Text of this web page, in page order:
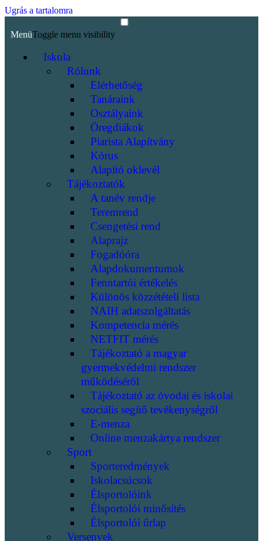
Ugrás a tartalomra
MenüToggle menu visibility
Iskola
Rólunk
Elérhetőség
Tanáraink
Osztályaink
Öregdiákok
Piarista Alapítvány
Kórus
Alapító oklevél
Tájékoztatók
A tanév rendje
Teremrend
Csengetési rend
Alaprajz
Fogadóóra
Alapdokumentumok
Fenntartói értékelés
Különös közzétételi lista
NAIH adatszolgáltatás
Kompetencia mérés
NETFIT mérés
Tájékoztató a magyar
gyermekvédelmi rendszer
működéséről
Tájékoztató az óvodai és iskolai
szociális segítő tevékenységről
E-menza
Online menzakártya rendszer
Sport
Sporteredmények
Iskolacsúcsok
Élsportolóink
Élsportolói minősítés
Élsportolói űrlap
Versenyek